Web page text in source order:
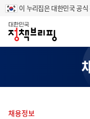
이 누리집은 대한민국 공
홈
텐채용정보